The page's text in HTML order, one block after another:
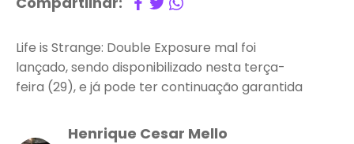
Life is Strange: Double Exposure mal foi
lançado, sendo disponibilizado nesta terça-
feira (29), e já pode ter continuação garantida
Henrique Cesar Mello